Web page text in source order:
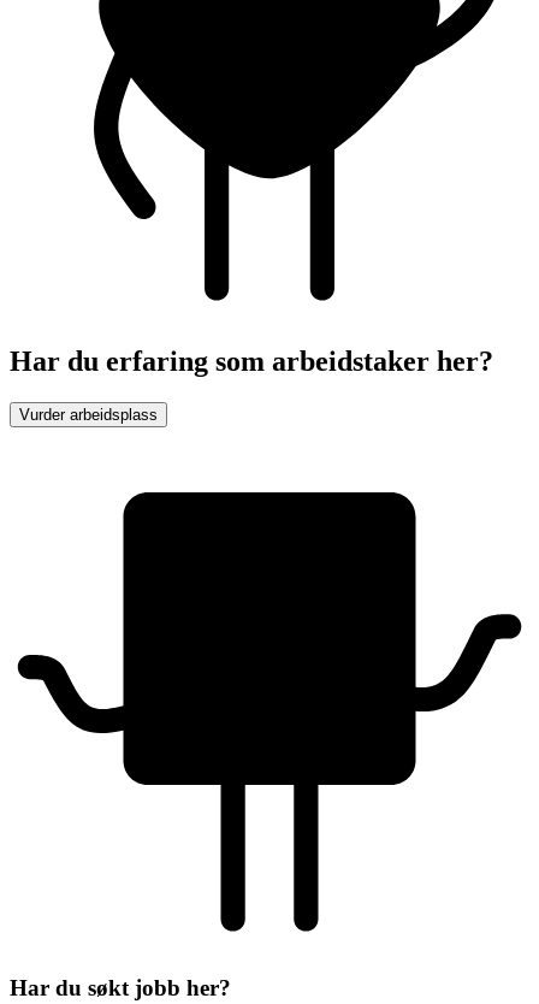
Har du erfaring som arbeidstaker her?
Vurder arbeidsplass
Har du søkt jobb her?